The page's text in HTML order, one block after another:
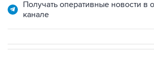
Получать оперативные новости в
канале